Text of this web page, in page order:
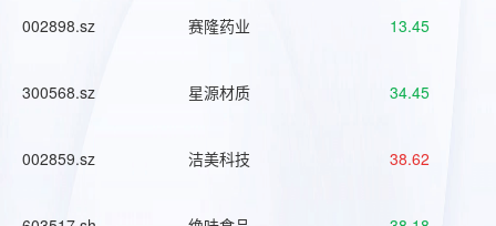
002898.sz 赛隆药业 13.45
300568.sz 星源材质 34.45
002859.sz 洁美科技 38.62